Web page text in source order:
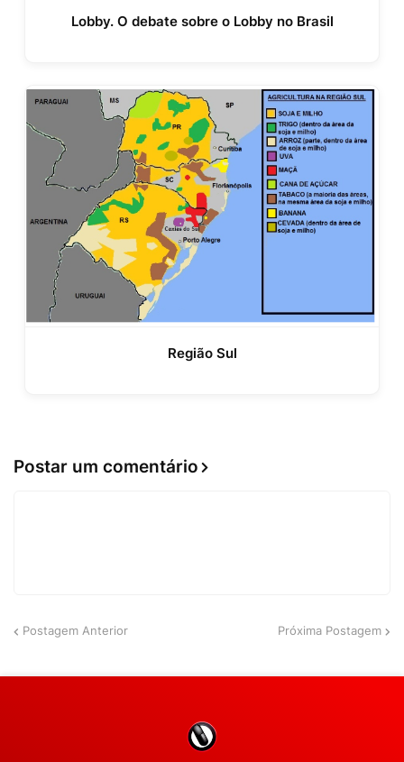
Lobby. O debate sobre o Lobby no Brasil
Região Sul
Postar um comentário
Postagem Anterior Próxima Postagem